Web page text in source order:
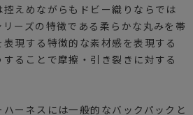
えめながらもドビー織りならでは
ーズの特徴である柔らかな丸みを帯
現する特徴的な素材感を表現する
ることで摩擦・引き裂きに対する
ーネスには一般的なバックパックと